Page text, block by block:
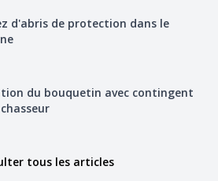
d'abris de protection dans le
du bouquetin avec contingent
tous les articles